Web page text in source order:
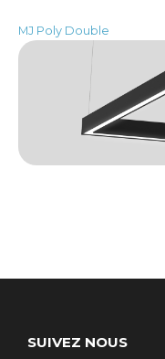
MJ Poly Double
SUIVEZ NOUS